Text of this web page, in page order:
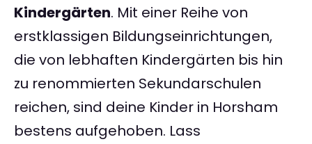
Kindergärten. Mit einer Reihe von
erstklassigen Bildungseinrichtungen,
die von lebhaften Kindergärten bis hin
zu renommierten Sekundarschulen
reichen, sind deine Kinder in Horsham
bestens aufgehoben. Lass